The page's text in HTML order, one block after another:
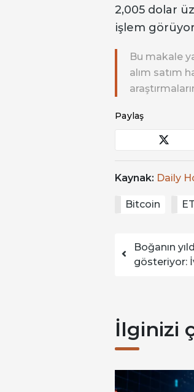
2,005 dolar
işlem
Bu makale
alım satım
Paylaş
Kaynak: Daily
Bitcoin
Yazı
Boğanın
gösteriyor:
İlginizi